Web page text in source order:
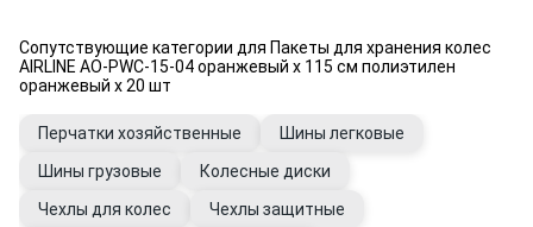
Сопутствующие категории для Пакеты для хранения колес
AIRLINE AO-PWC-15-04 оранжевый х 115 см полиэтилен
оранжевый х 20 шт
Перчатки хозяйственные
Шины легковые
Шины грузовые
Колесные диски
Чехлы для колес
Чехлы защитные